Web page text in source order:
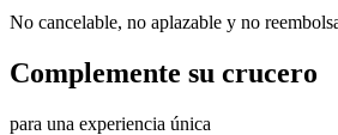
No cancelable, no aplazable y no
Complemente su crucero
para una experiencia única